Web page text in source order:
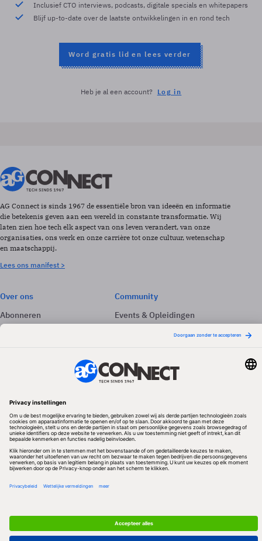
Inclusief CTO interviews, podcasts, digitale specials en whitepapers
Blijf up-to-date over de laatste ontwikkelingen in en rond tech
Word gratis lid en lees verder
Heb je al een account? Log in
AG Connect is sinds 1967 de essentiële bron van ideeën en informatie
die betekenis geven aan een wereld in constante transformatie. Wij
laten zien hoe tech elk aspect van ons leven verandert, van onze
organisaties, ons werk en onze carrière tot onze cultuur, wetenschap
en maatschappij.
Lees ons manifest >
Over ons
Abonneren
Adverteren
Community
Events & Opleidingen
Volg ons
Redactionele partner
Algemene Voorwaarden & Copyrights